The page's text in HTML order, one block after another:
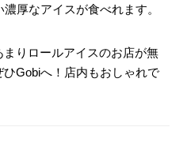
厚なアイスが食べれます。
りロールアイスのお店が無
Gobiへ！店内もおしゃれで